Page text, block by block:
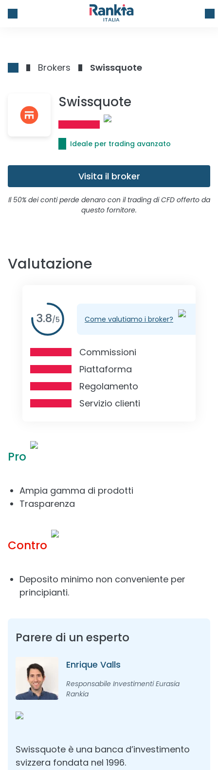
ITALIA
Brokers Swissquote
Swissquote
Ideale per trading avanzato
Visita il broker
Il 50% dei conti perde denaro con il trading di CFD offerto da
questo fornitore.
Valutazione
3.8/5 Come valutiamo i broker?
Commissioni
Piattaforma
Regolamento
Servizio clienti
Pro
Ampia gamma di prodotti
Trasparenza
Contro
Deposito minimo non conveniente per
principianti.
Parere di un esperto
Enrique Valls
Responsabile Investimenti Eurasia
Rankia
Swissquote è una banca d’investimento
svizzera fondata nel 1996.